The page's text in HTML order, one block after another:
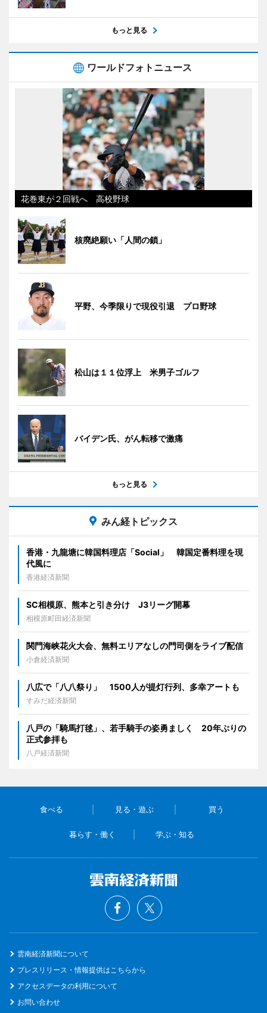
もっと見る
ワールドフォトニュース
花巻東が２回戦へ 高校野球
核廃絶願い「人間の鎖」
平野、今季限りで現役引退 プロ野球
松山は１１位浮上 米男子ゴルフ
バイデン氏、がん転移で激痛
もっと見る
みん経トピックス
香港・九龍塘に韓国料理店「Social」 韓国定番料理を現
代風に
香港経済新聞
SC相模原、熊本と引き分け J3リーグ開幕
相模原町田経済新聞
関門海峡花火大会、無料エリアなしの門司側をライブ配信
小倉経済新聞
八広で「八八祭り」 1500人が提灯行列、多幸アートも
すみだ経済新聞
八戸の「騎馬打毬」、若手騎手の姿勇ましく 20年ぶりの
正式参拝も
八戸経済新聞
食べる 見る・遊ぶ 買う
暮らす・働く 学ぶ・知る
雲南経済新聞について
プレスリリース・情報提供はこちらから
アクセスデータの利用について
お問い合わせ